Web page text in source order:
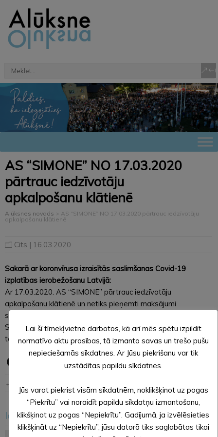
AS “SIMONE” NO 17.03.2020
pārtrauc iedzīvotāju
apkalpošanu klātienē
Alūksnes novads > AS “SIMONE” NO 17.03.2020 pārtrauc iedzīvotāju
apkalpošanu klātienē
Cits | 16.03.2020
Sakarā ar koronvīrusa izraisītās saslimšanas Covid-19
izplatības ierobežošanu Latvijā:
Ar 17.03.2020. AS “SIMONE” pārtrauc iedzīvotāju
apkalpošanu klātienē un netiks pieņemti maksājumi
sabiedrības kasē.
Saziņai aicinām izmantot e-pastu: simone@simone.lvun
tālruni: 64321793.
← Iepriekšējā ziņa
Iesakām arī šo < >
Lai šī tīmekļvietne darbotos, kā arī mēs spētu izpildīt
normatīvo aktu prasības, tā izmanto savas un trešo pušu
nepieciešamās sīkdatnes. Ar Jūsu piekrišanu var tik
uzstādītas papildu sīkdatnes.
Jūs varat piekrist visām sīkdatnēm, noklikšķinot uz pogas
“Piekrītu” vai noraidīt papildu sīkdatņu izmantošanu,
klikšķinot uz pogas “Nepiekrītu”. Gadījumā, ja izvēlēsieties
klikšķināt uz “Nepiekrītu”, jūsu datorā tiks saglabātas tikai